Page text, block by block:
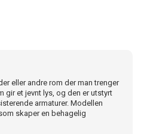
eller andre rom der man trenger
et jevnt lys, og den er utstyrt
armaturer. Modellen
skaper en behagelig